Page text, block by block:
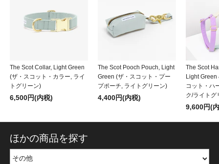
The Scot Collar, Light Green
(ザ・スコット・カラー, ライ
トグリーン)
6,500円(内税)
The Scot Pooch Pouch, Light
Green (ザ・スコット・プー
プポーチ, ライトグリーン)
4,400円(内税)
The Scot
Light Green
コット・ハ
ク/ライトグ
9,600円(
ほかの商品を探す